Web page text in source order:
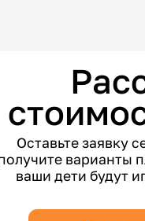
Оставьте заявку
варианты
ваши дети будут